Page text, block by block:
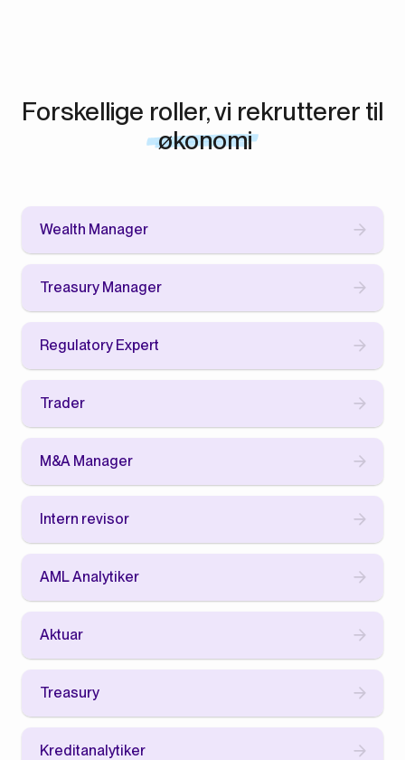
Forskellige roller, vi rekrutterer til
økonomi
Wealth Manager
Treasury Manager
Regulatory Expert
Trader
M&A Manager
Intern revisor
AML Analytiker
Aktuar
Treasury
Kreditanalytiker